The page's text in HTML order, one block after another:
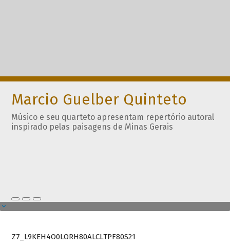
Marcio Guelber Quinteto
Músico e seu quarteto apresentam repertório autoral
inspirado pelas paisagens de Minas Gerais
Z7_L9KEH4O0LORH80ALCLTPF80S21